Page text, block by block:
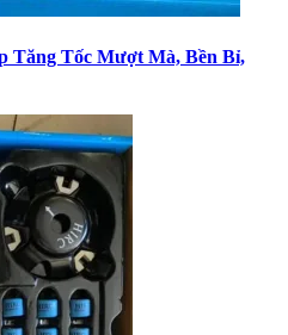
Tăng Tốc Mượt Mà, Bền Bỉ,